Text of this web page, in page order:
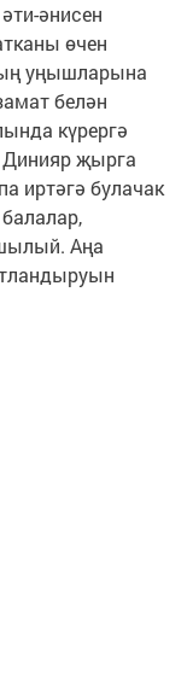
әнисен
өчен
уңышларына
белән
күрергә
җырга
иртәгә булачак
Аңа